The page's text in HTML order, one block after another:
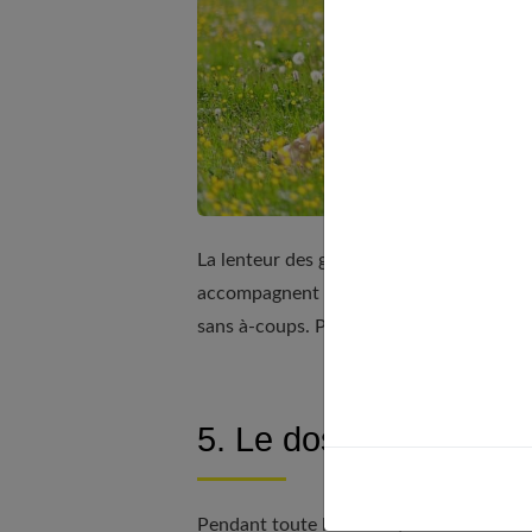
La lenteur des gestes permet de
accompagnent chaque mouvement.
sans à-coups. Pour mieux nous oxygéner.
5. Le dos s’étire et la
Pendant toute la séance,